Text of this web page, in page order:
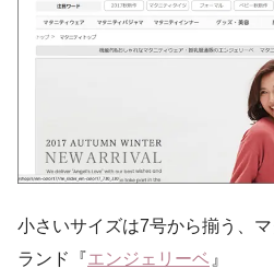
小さいサイズは7号から揃う、
ランド『エンジェリーベ 』